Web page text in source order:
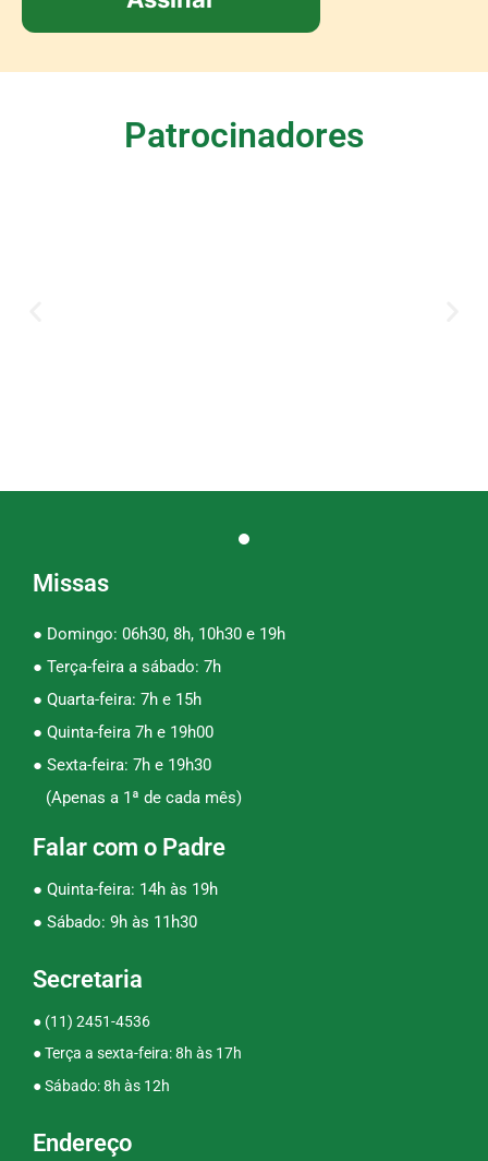
Patrocinadores
Missas
● Domingo: 06h30, 8h, 10h30 e 19h
● Terça-feira a sábado: 7h
● Quarta-feira: 7h e 15h
● Quinta-feira 7h e 19h00
● Sexta-feira: 7h e 19h30
(Apenas a 1ª de cada mês)
Falar com o Padre
● Quinta-feira: 14h às 19h
● Sábado: 9h às 11h30
Secretaria
● (11) 2451-4536
● Terça a sexta-feira: 8h às 17h
● Sábado: 8h às 12h
Endereço